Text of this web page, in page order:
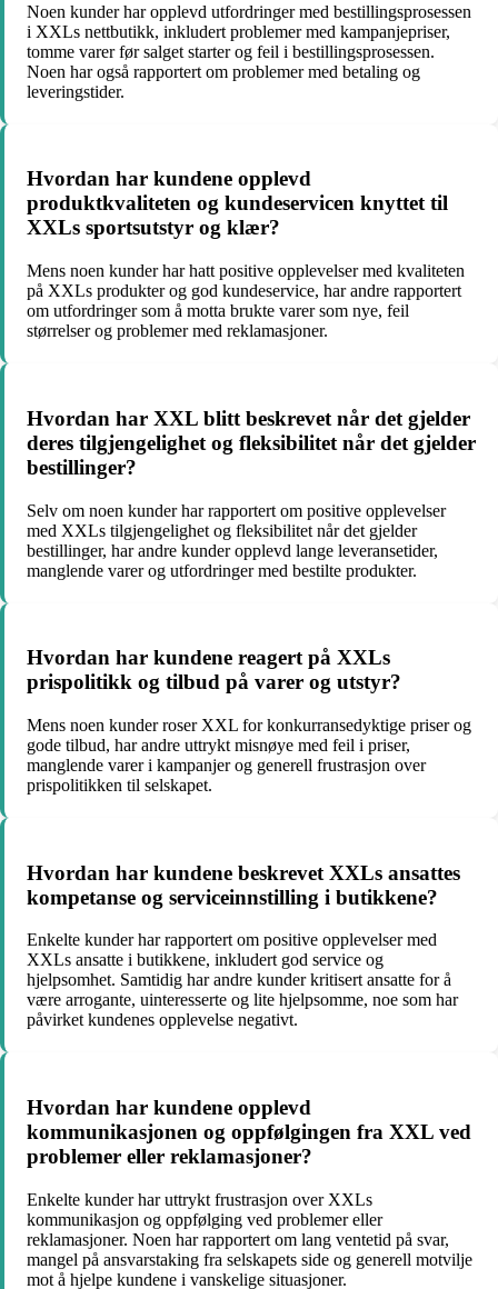
Noen kunder har opplevd utfordringer med bestillingsprosessen
i XXLs nettbutikk, inkludert problemer med kampanjepriser,
tomme varer før salget starter og feil i bestillingsprosessen.
Noen har også rapportert om problemer med betaling og
leveringstider.
Hvordan har kundene opplevd
produktkvaliteten og kundeservicen knyttet til
XXLs sportsutstyr og klær?
Mens noen kunder har hatt positive opplevelser med kvaliteten
på XXLs produkter og god kundeservice, har andre rapportert
om utfordringer som å motta brukte varer som nye, feil
størrelser og problemer med reklamasjoner.
Hvordan har XXL blitt beskrevet når det gjelder
deres tilgjengelighet og fleksibilitet når det gjelder
bestillinger?
Selv om noen kunder har rapportert om positive opplevelser
med XXLs tilgjengelighet og fleksibilitet når det gjelder
bestillinger, har andre kunder opplevd lange leveransetider,
manglende varer og utfordringer med bestilte produkter.
Hvordan har kundene reagert på XXLs
prispolitikk og tilbud på varer og utstyr?
Mens noen kunder roser XXL for konkurransedyktige priser og
gode tilbud, har andre uttrykt misnøye med feil i priser,
manglende varer i kampanjer og generell frustrasjon over
prispolitikken til selskapet.
Hvordan har kundene beskrevet XXLs ansattes
kompetanse og serviceinnstilling i butikkene?
Enkelte kunder har rapportert om positive opplevelser med
XXLs ansatte i butikkene, inkludert god service og
hjelpsomhet. Samtidig har andre kunder kritisert ansatte for å
være arrogante, uinteresserte og lite hjelpsomme, noe som har
påvirket kundenes opplevelse negativt.
Hvordan har kundene opplevd
kommunikasjonen og oppfølgingen fra XXL ved
problemer eller reklamasjoner?
Enkelte kunder har uttrykt frustrasjon over XXLs
kommunikasjon og oppfølging ved problemer eller
reklamasjoner. Noen har rapportert om lang ventetid på svar,
mangel på ansvarstaking fra selskapets side og generell motvilje
mot å hjelpe kundene i vanskelige situasjoner.